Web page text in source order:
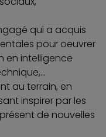
qui a acquis
pour oeuvrer
en intelligence
au terrain, en
inspirer par les
de nouvelles